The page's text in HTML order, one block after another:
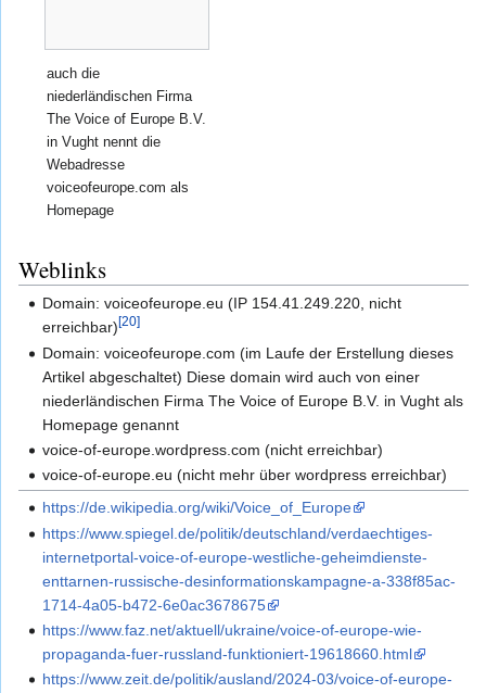
auch die
niederländischen Firma
The Voice of Europe B.V.
in Vught nennt die
Webadresse
voiceofeurope.com als
Homepage
Weblinks
Domain: voiceofeurope.eu (IP 154.41.249.220, nicht
erreichbar)[20]
Domain: voiceofeurope.com (im Laufe der Erstellung dieses
Artikel abgeschaltet) Diese domain wird auch von einer
niederländischen Firma The Voice of Europe B.V. in Vught als
Homepage genannt
voice-of-europe.wordpress.com (nicht erreichbar)
voice-of-europe.eu (nicht mehr über wordpress erreichbar)
https://de.wikipedia.org/wiki/Voice_of_Europe
https://www.spiegel.de/politik/deutschland/verdaechtiges-
internetportal-voice-of-europe-westliche-geheimdienste-
enttarnen-russische-desinformationskampagne-a-338f85ac-
1714-4a05-b472-6e0ac3678675
https://www.faz.net/aktuell/ukraine/voice-of-europe-wie-
propaganda-fuer-russland-funktioniert-19618660.html
https://www.zeit.de/politik/ausland/2024-03/voice-of-europe-